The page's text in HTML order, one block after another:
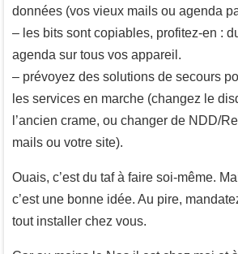
données (vos vieux mails ou agenda
– les bits sont copiables, profitez-en :
agenda sur tous vos appareil.
– prévoyez des solutions de secours
les services en marche (changez le
l’ancien crame, ou changer de NDD/
mails ou votre site).
Ouais, c’est du taf à faire soi-même.
c’est une bonne idée. Au pire,
tout installer chez vous.